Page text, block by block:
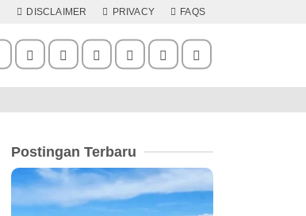
DISCLAIMER PRIVACY FAQS
Postingan Terbaru